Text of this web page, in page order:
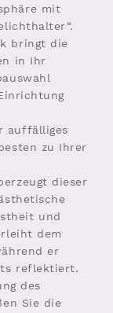
mit
bringt die
in Ihr
auffälliges
zu Ihrer
dieser
und
dem
er
reflektiert.
des
Sie die